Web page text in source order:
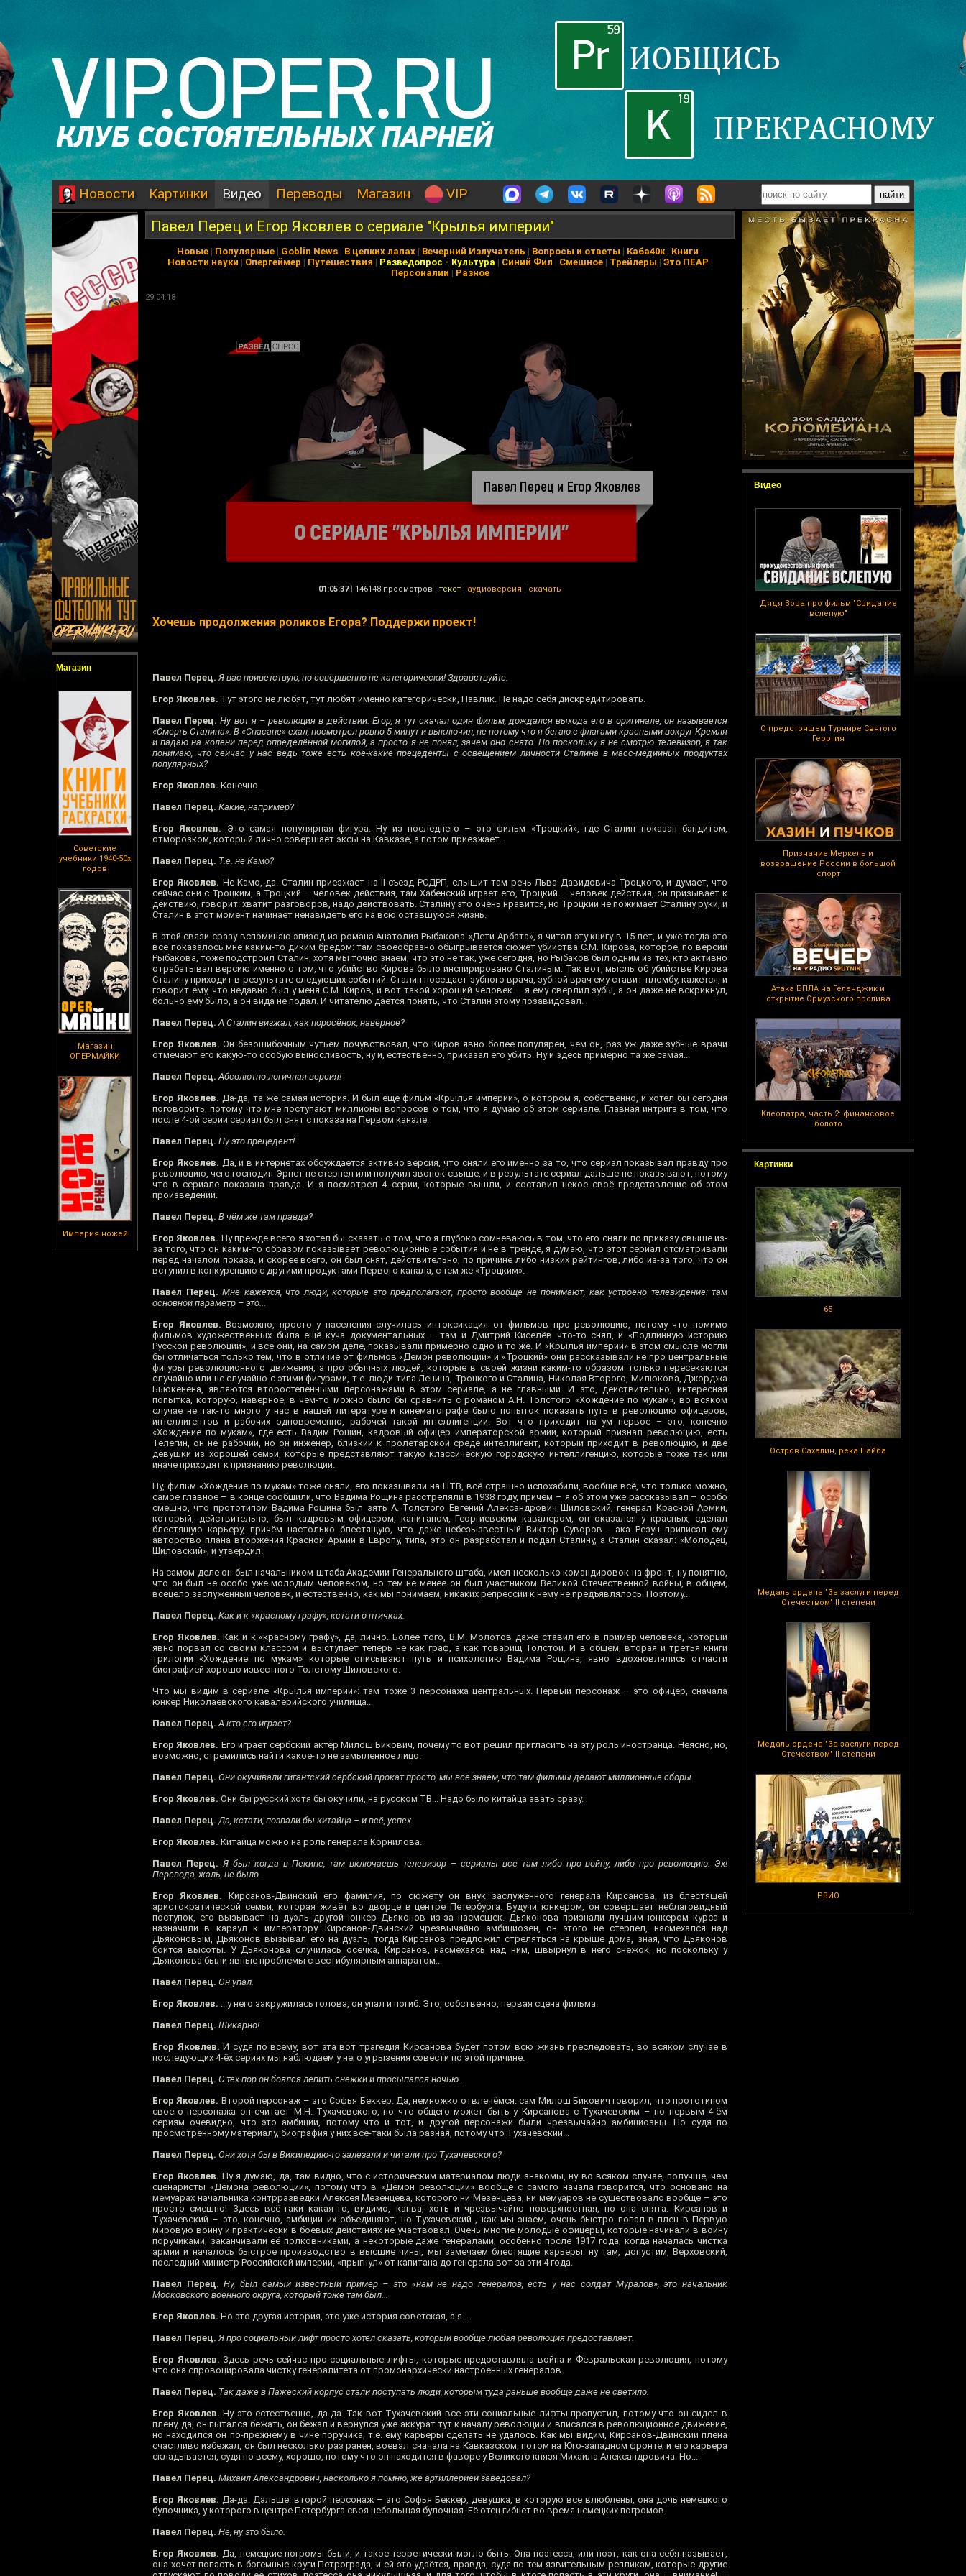
Новости Картинки Видео Переводы Магазин VIP
Магазин
Советские
учебники 1940-50х
годов
Магазин
ОПЕРМАЙКИ
Империя ножей
Видео
Дядя Вова про фильм "Свидание
вслепую"
О предстоящем Турнире Святого
Георгия
Признание Меркель и
возвращение России в большой
спорт
Атака БПЛА на Геленджик и
открытие Ормузского пролива
Клеопатра, часть 2: финансовое
болото
Картинки
65
Остров Сахалин, река Найба
Медаль ордена "За заслуги перед
Отечеством" II степени
Медаль ордена "За заслуги перед
Отечеством" II степени
РВИО
Павел Перец и Егор Яковлев о сериале "Крылья империи"
Новые | Популярные | Goblin News | В цепких лапах | Вечерний Излучатель | Вопросы и ответы | Каба40к| Книги |
Новости науки | Опергеймер | Путешествия | Разведопрос - Культура | Синий Фил | Смешное| Трейлеры | Это ПЕАР |
Персоналии | Разное
29.04.18
01:05:37 | 146148 просмотров | текст | аудиоверсия | скачать
Хочешь продолжения роликов Егора? Поддержи проект!
Павел Перец. Я вас приветствую, но совершенно не категорически! Здравствуйте.
Егор Яковлев. Тут этого не любят, тут любят именно категорически, Павлик. Не надо себя дискредитировать.
Павел Перец. Ну вот я – революция в действии. Егор, я тут скачал один фильм, дождался выхода его в оригинале, он называется
«Смерть Сталина». В «Спасане» ехал, посмотрел ровно 5 минут и выключил, не потому что я бегаю с флагами красными вокруг Кремля
и падаю на колени перед определённой могилой, а просто я не понял, зачем оно снято. Но поскольку я не смотрю телевизор, я так
понимаю, что сейчас у нас ведь тоже есть кое-какие прецеденты с освещением личности Сталина в масс-медийных продуктах
популярных?
Егор Яковлев. Конечно.
Павел Перец. Какие, например?
Егор Яковлев. Это самая популярная фигура. Ну из последнего – это фильм «Троцкий», где Сталин показан бандитом,
отморозком, который лично совершает эксы на Кавказе, а потом приезжает...
Павел Перец. Т.е. не Камо?
Егор Яковлев. Не Камо, да. Сталин приезжает на II съезд РСДРП, слышит там речь Льва Давидовича Троцкого, и думает, что
сейчас они с Троцким, а Троцкий – человек действия, там Хабенский играет его, Троцкий – человек действия, он призывает к
действию, говорит: хватит разговоров, надо действовать. Сталину это очень нравится, но Троцкий не пожимает Сталину руки, и
Сталин в этот момент начинает ненавидеть его на всю оставшуюся жизнь.
В этой связи сразу вспоминаю эпизод из романа Анатолия Рыбакова «Дети Арбата», я читал эту книгу в 15 лет, и уже тогда это
всё показалось мне каким-то диким бредом: там своеобразно обыгрывается сюжет убийства С.М. Кирова, которое, по версии
Рыбакова, тоже подстроил Сталин, хотя мы точно знаем, что это не так, уже сегодня, но Рыбаков был одним из тех, кто активно
отрабатывал версию именно о том, что убийство Кирова было инспирировано Сталиным. Так вот, мысль об убийстве Кирова
Сталину приходит в результате следующих событий: Сталин посещает зубного врача, зубной врач ему ставит пломбу, кажется, и
говорит ему, что недавно был у меня С.М. Киров, и вот такой хороший человек – я ему сверлил зубы, а он даже не вскрикнул,
больно ему было, а он вида не подал. И читателю даётся понять, что Сталин этому позавидовал.
Павел Перец. А Сталин визжал, как поросёнок, наверное?
Егор Яковлев. Он безошибочным чутьём почувствовал, что Киров явно более популярен, чем он, раз уж даже зубные врачи
отмечают его какую-то особую выносливость, ну и, естественно, приказал его убить. Ну и здесь примерно та же самая...
Павел Перец. Абсолютно логичная версия!
Егор Яковлев. Да-да, та же самая история. И был ещё фильм «Крылья империи», о котором я, собственно, и хотел бы сегодня
поговорить, потому что мне поступают миллионы вопросов о том, что я думаю об этом сериале. Главная интрига в том, что
после 4-ой серии сериал был снят с показа на Первом канале.
Павел Перец. Ну это прецедент!
Егор Яковлев. Да, и в интернетах обсуждается активно версия, что сняли его именно за то, что сериал показывал правду про
революцию, чего господин Эрнст не стерпел или получил звонок свыше, и в результате сериал дальше не показывают, потому
что в сериале показана правда. И я посмотрел 4 серии, которые вышли, и составил некое своё представление об этом
произведении.
Павел Перец. В чём же там правда?
Егор Яковлев. Ну прежде всего я хотел бы сказать о том, что я глубоко сомневаюсь в том, что его сняли по приказу свыше из-
за того, что он каким-то образом показывает революционные события и не в тренде, я думаю, что этот сериал отсматривали
перед началом показа, и скорее всего, он был снят, действительно, по причине либо низких рейтингов, либо из-за того, что он
вступил в конкуренцию с другими продуктами Первого канала, с тем же «Троцким».
Павел Перец. Мне кажется, что люди, которые это предполагают, просто вообще не понимают, как устроено телевидение: там
основной параметр – это...
Егор Яковлев. Возможно, просто у населения случилась интоксикация от фильмов про революцию, потому что помимо
фильмов художественных была ещё куча документальных – там и Дмитрий Киселёв что-то снял, и «Подлинную историю
Русской революции», и все они, на самом деле, показывали примерно одно и то же. И «Крылья империи» в этом смысле могли
бы отличаться только тем, что в отличие от фильмов «Демон революции» и «Троцкий» они рассказывали не про центральные
фигуры революционного движения, а про обычных людей, которые в своей жизни каким-то образом только пересекаются
случайно или не случайно с этими фигурами, т.е. люди типа Ленина, Троцкого и Сталина, Николая Второго, Милюкова, Джорджа
Бьюкенена, являются второстепенными персонажами в этом сериале, а не главными. И это, действительно, интересная
попытка, которую, наверное, в чём-то можно было бы сравнить с романом А.Н. Толстого «Хождение по мукам», во всяком
случае не так-то много у нас в нашей литературе и кинематографе было попыток показать путь в революцию офицеров,
интеллигентов и рабочих одновременно, рабочей такой интеллигенции. Вот что приходит на ум первое – это, конечно
«Хождение по мукам», где есть Вадим Рощин, кадровый офицер императорской армии, который признал революцию, есть
Телегин, он не рабочий, но он инженер, близкий к пролетарской среде интеллигент, который приходит в революцию, и две
девушки из хорошей семьи, которые представляют такую классическую городскую интеллигенцию, которые тоже так или
иначе приходят к признанию революции.
Ну, фильм «Хождение по мукам» тоже сняли, его показывали на НТВ, всё страшно испохабили, вообще всё, что только можно,
самое главное – в конце сообщили, что Вадима Рощина расстреляли в 1938 году, причём – я об этом уже рассказывал – особо
смешно, что прототипом Вадима Рощина был зять А. Толстого Евгений Александрович Шиловский, генерал Красной Армии,
который, действительно, был кадровым офицером, капитаном, Георгиевским кавалером, он оказался у красных, сделал
блестящую карьеру, причём настолько блестящую, что даже небезызвестный Виктор Суворов - ака Резун приписал ему
авторство плана вторжения Красной Армии в Европу, типа, это он разработал и подал Сталину, а Сталин сказал: «Молодец,
Шиловский», и утвердил.
На самом деле он был начальником штаба Академии Генерального штаба, имел несколько командировок на фронт, ну понятно,
что он был не особо уже молодым человеком, но тем не менее он был участником Великой Отечественной войны, в общем,
всецело заслуженный человек, и естественно, как мы понимаем, никаких репрессий к нему не предъявлялось. Поэтому...
Павел Перец. Как и к «красному графу», кстати о птичках.
Егор Яковлев. Как и к «красному графу», да, лично. Более того, В.М. Молотов даже ставил его в пример человека, который
явно порвал со своим классом и выступает теперь не как граф, а как товарищ Толстой. И в общем, вторая и третья книги
трилогии «Хождение по мукам» которые описывают путь и психологию Вадима Рощина, явно вдохновлялись отчасти
биографией хорошо известного Толстому Шиловского.
Что мы видим в сериале «Крылья империи»: там тоже 3 персонажа центральных. Первый персонаж – это офицер, сначала
юнкер Николаевского кавалерийского училища...
Павел Перец. А кто его играет?
Егор Яковлев. Его играет сербский актёр Милош Бикович, почему то вот решил пригласить на эту роль иностранца. Неясно, но,
возможно, стремились найти какое-то не замыленное лицо.
Павел Перец. Они окучивали гигантский сербский прокат просто, мы все знаем, что там фильмы делают миллионные сборы.
Егор Яковлев. Они бы русский хотя бы окучили, на русском ТВ... Надо было китайца звать сразу.
Павел Перец. Да, кстати, позвали бы китайца – и всё, успех.
Егор Яковлев. Китайца можно на роль генерала Корнилова.
Павел Перец. Я был когда в Пекине, там включаешь телевизор – сериалы все там либо про войну, либо про революцию. Эх!
Перевода, жаль, не было.
Егор Яковлев. Кирсанов-Двинский его фамилия, по сюжету он внук заслуженного генерала Кирсанова, из блестящей
аристократической семьи, которая живёт во дворце в центре Петербурга. Будучи юнкером, он совершает неблаговидный
поступок, его вызывает на дуэль другой юнкер Дьяконов из-за насмешек. Дьяконова признали лучшим юнкером курса и
назначили в караул к императору. Кирсанов-Двинский чрезвычайно амбициозен, он этого не стерпел, насмехался над
Дьяконовым, Дьяконов вызывал его на дуэль, тогда Кирсанов предложил стреляться на крыше дома, зная, что Дьяконов
боится высоты. У Дьяконова случилась осечка, Кирсанов, насмехаясь над ним, швырнул в него снежок, но поскольку у
Дьяконова были явные проблемы с вестибулярным аппаратом...
Павел Перец. Он упал.
Егор Яковлев. ...у него закружилась голова, он упал и погиб. Это, собственно, первая сцена фильма.
Павел Перец. Шикарно!
Егор Яковлев. И судя по всему, вот эта вот трагедия Кирсанова будет потом всю жизнь преследовать, во всяком случае в
последующих 4-ёх сериях мы наблюдаем у него угрызения совести по этой причине.
Павел Перец. С тех пор он боялся лепить снежки и просыпался ночью...
Егор Яковлев. Второй персонаж – это Софья Беккер. Да, немножко отвлечёмся: сам Милош Бикович говорил, что прототипом
своего персонажа он считает М.Н. Тухачевского, но что общего может быть у Кирсанова с Тухачевским – по первым 4-ём
сериям очевидно, что это амбиции, потому что и тот, и другой персонажи были чрезвычайно амбициозны. Но судя по
просмотренному материалу, биография у них всё-таки была разная, потому что Тухачевский...
Павел Перец. Они хотя бы в Википедию-то залезали и читали про Тухачевского?
Егор Яковлев. Ну я думаю, да, там видно, что с историческим материалом люди знакомы, ну во всяком случае, получше, чем
сценаристы «Демона революции», потому что в «Демон революции» вообще с самого начала говорится, что основано на
мемуарах начальника контрразведки Алексея Мезенцева, которого ни Мезенцева, ни мемуаров не существовало вообще – это
просто смешно! Здесь всё-таки какая-то, видимо, канва, хоть и чрезвычайно поверхностная, но она снята. Кирсанов и
Тухачевский – это, конечно, амбиции их объединяют, но Тухачевский , как мы знаем, очень быстро попал в плен в Первую
мировую войну и практически в боевых действиях не участвовал. Очень многие молодые офицеры, которые начинали в войну
поручиками, заканчивали её полковниками, а некоторые даже генералами, особенно после 1917 года, когда началась чистка
армии и началось быстрое производство в высшие чины, мы замечаем блестящие карьеры: ну там, допустим, Верховский,
последний министр Российской империи, «прыгнул» от капитана до генерала вот за эти 4 года.
Павел Перец. Ну, был самый известный пример – это «нам не надо генералов, есть у нас солдат Муралов», это начальник
Московского военного округа, который тоже там был...
Егор Яковлев. Но это другая история, это уже история советская, а я...
Павел Перец. Я про социальный лифт просто хотел сказать, который вообще любая революция предоставляет.
Егор Яковлев. Здесь речь сейчас про социальные лифты, которые предоставляла война и Февральская революция, потому
что она спровоцировала чистку генералитета от промонархически настроенных генералов.
Павел Перец. Так даже в Пажеский корпус стали поступать люди, которым туда раньше вообще даже не светило.
Егор Яковлев. Ну это естественно, да-да. Так вот Тухачевский все эти социальные лифты пропустил, потому что он сидел в
плену, да, он пытался бежать, он бежал и вернулся уже аккурат тут к началу революции и вписался в революционное движение,
но находился он по-прежнему в чине поручика, т.е. ему карьеры сделать не удалось. Как мы видим, Кирсанов-Двинский плена
счастливо избежал, он был несколько раз ранен, воевал сначала на Кавказском, потом на Юго-западном фронте, и его карьера
складывается, судя по всему, хорошо, потому что он находится в фаворе у Великого князя Михаила Александровича. Но...
Павел Перец. Михаил Александрович, насколько я помню, же артиллерией заведовал?
Егор Яковлев. Да-да. Дальше: второй персонаж – это Софья Беккер, девушка, в которую все влюблены, она дочь немецкого
булочника, у которого в центре Петербурга своя небольшая булочная. Её отец гибнет во время немецких погромов.
Павел Перец. Не, ну это было.
Егор Яковлев. Да, немецкие погромы были, и такое теоретически могло быть. Она поэтесса, или поэт, как она себя называет,
она хочет попасть в богемные круги Петрограда, и ей это удаётся, правда, судя по тем язвительным репликам, которые другие